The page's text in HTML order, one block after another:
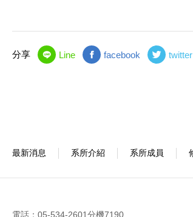
分享 Line facebook twitter
最新消息 系所介紹 系所成員
電話：05-534-2601分機7190